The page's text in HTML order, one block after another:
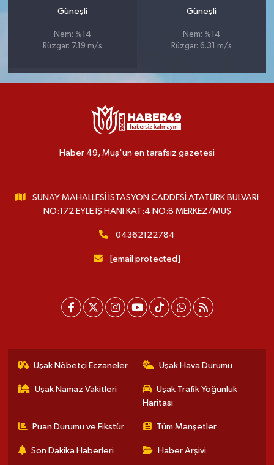
Güneşli
Nem: %14
Rüzgar: 7.19 m/s
Güneşli
Nem: %14
Rüzgar: 6.31 m/s
Haber 49, Muş'un en tarafsız gazetesi
SUNAY MAHALLESİ İSTASYON CADDESİ ATATÜRK BULVARI
NO:172 EYLE İŞ HANI KAT:4 NO:8 MERKEZ/MUŞ
04362122784
[email protected]
Uşak Nöbetçi Eczaneler Uşak Hava Durumu
Uşak Namaz Vakitleri
Uşak Trafik Yoğunluk
Haritası
Puan Durumu ve Fikstür Tüm Manşetler
Son Dakika Haberleri Haber Arşivi